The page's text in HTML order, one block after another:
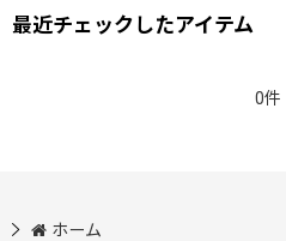
最近チェックしたアイテム
0件
ホーム